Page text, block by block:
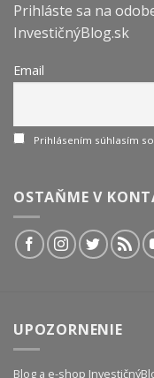
Prihláste sa na
InvestičnýBlog.sk
Email
Prihlásením súhlasím
OSTAŇME V
UPOZORNENIE
Blog a e-shop